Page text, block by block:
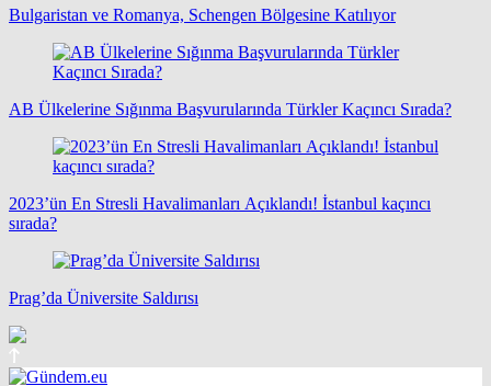
Bulgaristan ve Romanya, Schengen Bölgesine Katılıyor
AB Ülkelerine Sığınma Başvurularında Türkler Kaçıncı Sırada?
2023’ün En Stresli Havalimanları Açıklandı! İstanbul kaçıncı
sırada?
Prag’da Üniversite Saldırısı